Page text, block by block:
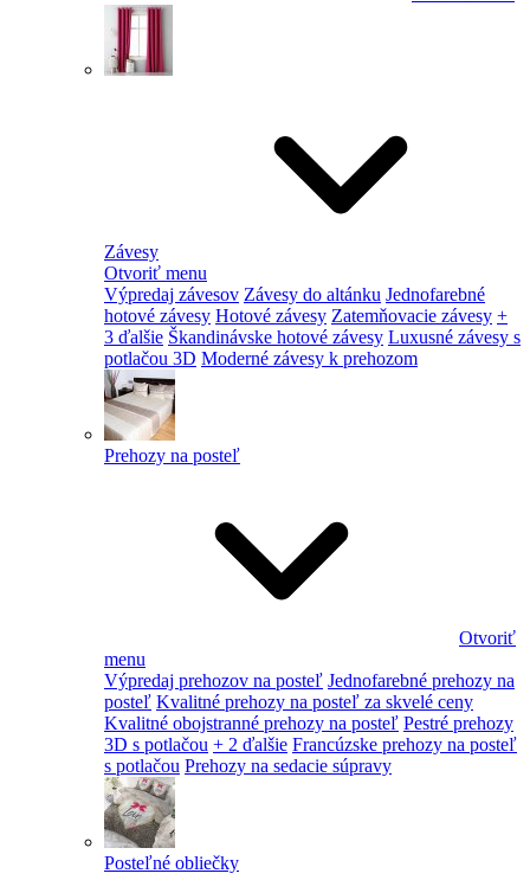
Závesy
Otvoriť menu
Výpredaj závesov Závesy do altánku Jednofarebné
hotové závesy Hotové závesy Zatemňovacie závesy +
3 ďalšie Škandinávske hotové závesy Luxusné závesy s
potlačou 3D Moderné závesy k prehozom
Prehozy na posteľ
Otvoriť
menu
Výpredaj prehozov na posteľ Jednofarebné prehozy na
posteľ Kvalitné prehozy na posteľ za skvelé ceny
Kvalitné obojstranné prehozy na posteľ Pestré prehozy
3D s potlačou + 2 ďalšie Francúzske prehozy na posteľ
s potlačou Prehozy na sedacie súpravy
Posteľné obliečky